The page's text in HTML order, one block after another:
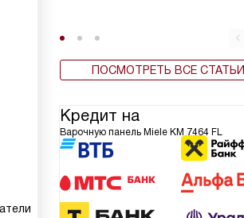
ПОСМОТРЕТЬ ВСЕ СТАТЬИ
Кредит на
Варочную панель Miele KM 7464 FL